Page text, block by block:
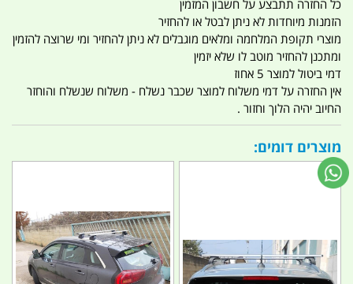
כל החזרה תתבצע על חשבון המזמין
הזמנות מיוחדות לא ניתן לבטל או להחזיר
מוצרי תקופת המלחמה ומלאים מוגבלים לא ניתן להחזיר ומי שרוצה להזמין
ומתכנן להחזיר מוטב לו שלא יזמין
דמי ביטול למוצר 5 אחוז
אין החזרה על דמי משלוח למוצר שכבר נשלח - משלוח שנשלח והוחזר
החיוב יהיה הלוך וחזור .
מוצרים דומים: